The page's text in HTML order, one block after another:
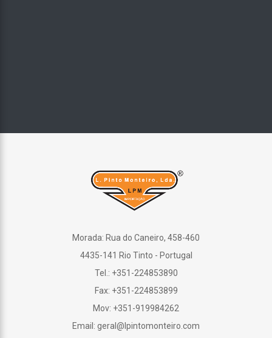
Morada: Rua do Caneiro, 458-460
4435-141 Rio Tinto - Portugal
Tel.: +351-224853890
Fax: +351-224853899
Mov: +351-919984262
Email: geral@lpintomonteiro.com